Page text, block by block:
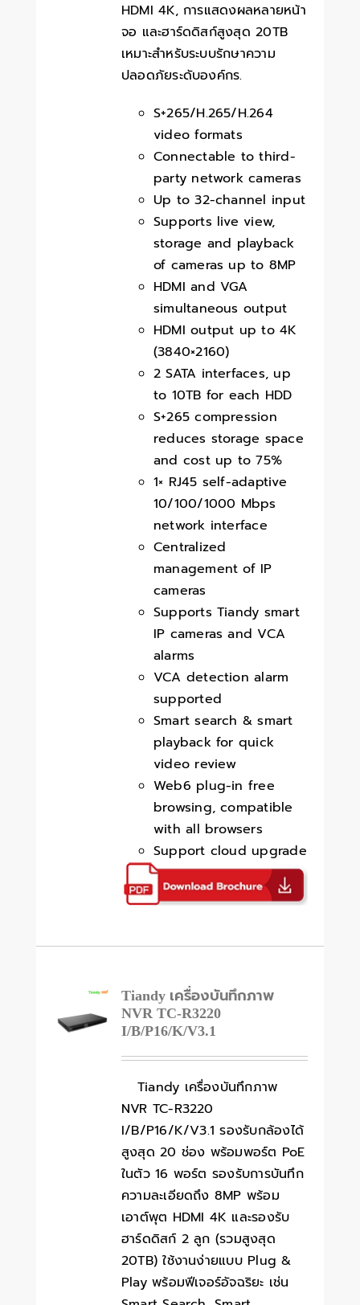
HDMI 4K, การแสดงผลหลายหน้า
จอ และฮาร์ดดิสก์สูงสุด 20TB
เหมาะสำหรับระบบรักษาความ
ปลอดภัยระดับองค์กร.
S+265/H.265/H.264
video formats
Connectable to third-
party network cameras
Up to 32-channel input
Supports live view,
storage and playback
of cameras up to 8MP
HDMI and VGA
simultaneous output
HDMI output up to 4K
(3840×2160)
2 SATA interfaces, up
to 10TB for each HDD
S+265 compression
reduces storage space
and cost up to 75%
1× RJ45 self-adaptive
10/100/1000 Mbps
network interface
Centralized
management of IP
cameras
Supports Tiandy smart
IP cameras and VCA
alarms
VCA detection alarm
supported
Smart search & smart
playback for quick
video review
Web6 plug-in free
browsing, compatible
with all browsers
Support cloud upgrade
Tiandy เครื่องบันทึกภาพ
NVR TC-R3220
I/B/P16/K/V3.1
Tiandy เครื่องบันทึกภาพ
NVR TC-R3220
I/B/P16/K/V3.1 รองรับกล้องได้
สูงสุด 20 ช่อง พร้อมพอร์ต PoE
ในตัว 16 พอร์ต รองรับการบันทึก
ความละเอียดถึง 8MP พร้อม
เอาต์พุต HDMI 4K และรองรับ
ฮาร์ดดิสก์ 2 ลูก (รวมสูงสุด
20TB) ใช้งานง่ายแบบ Plug &
Play พร้อมฟีเจอร์อัจฉริยะ เช่น